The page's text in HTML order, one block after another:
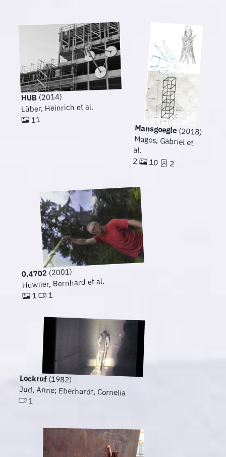
HUB(2014)
Lüber, Heinrich et al.
11
Mansgoegle(2018)
Magos, Gabriel et
al.
2 10 2
0.4702(2001)
Huwiler, Bernhard et al.
1 1
Lockruf(1982)
Jud, Anne; Eberhardt, Cornelia
1